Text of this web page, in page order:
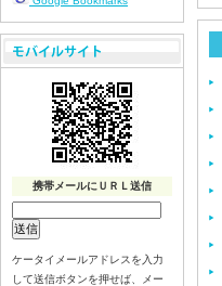
携帯メールにＵＲＬ送信
ケータイメールアドレスを入力
して送信ボタンを押せば、メー